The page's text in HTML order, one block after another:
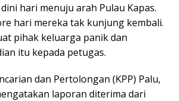
hari menuju arah Pulau Kapas.
hari mereka tak kunjung kembali.
pihak keluarga panik dan
itu kepada petugas.
dan Pertolongan (KPP) Palu,
laporan diterima dari